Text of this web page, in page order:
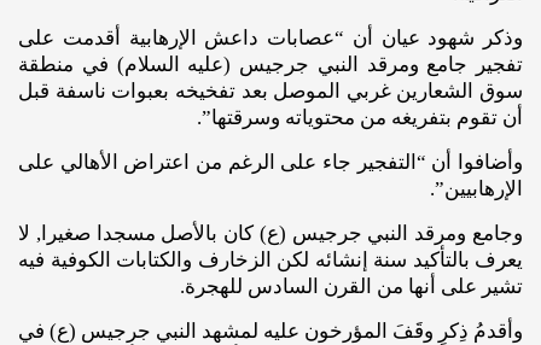
وذكر شهود عيان أن “عصابات داعش الإرهابية أقدمت على
تفجير جامع ومرقد النبي جرجيس (عليه السلام) في منطقة
سوق الشعارين غربي الموصل بعد تفخيخه بعبوات ناسفة قبل
أن تقوم بتفريغه من محتوياته وسرقتها”.
وأضافوا أن “التفجير جاء على الرغم من اعتراض الأهالي على
الإرهابيين”.
وجامع ومرقد النبي جرجيس (ع) كان بالأصل مسجدا صغيرا, لا
يعرف بالتأكيد سنة إنشائه لكن الزخارف والكتابات الكوفية فيه
تشير على أنها من القرن السادس للهجرة.
وأقدمُ ذِكرٍ وقَفَ المؤرخون عليه لمشهد النبي جرجيس (ع) في